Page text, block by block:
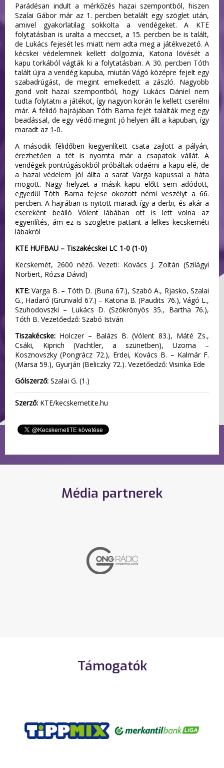
Parádésan indult a mérkőzés hazai szempontból, hiszen
Szalai Gábor már az 1. percben betalált egy szöglet után,
amivel gyakorlatilag sokkolta a vendégeket. A KTE
folytatásban is uralta a meccset, a 15. percben be is talált,
de Lukács fejesét les miatt nem adta meg a játékvezető. A
kécskei védelemnek kellett dolgoznia, Katona lövését a
kapu torkából vágták ki a folytatásban. A 30. percben Tóth
talált újra a vendég kapuba, miután Vágó középre fejelt egy
szabadrúgást, de megint emelkedett a zászló. Nagyobb
gond volt hazai szempontból, hogy Lukács Dániel nem
tudta folytatni a játékot, így nagyon korán le kellett cserélni
már. A félidő hajrájában Tóth Barna fejét találták meg egy
beadással, de egy védő megint jó helyen állt a kapuban, így
maradt az 1-0.
A második félidőben kiegyenlített csata zajlott a pályán,
érezhetően a tét is nyomta már a csapatok vállát. A
vendégek pontrúgásokból próbáltak odaérni a kapu elé, de
a hazai védelem jól állta a sarat Varga kapussal a háta
mögött. Nagy helyzet a másik kapu előtt sem adódott,
egyedül Tóth Barna fejese okozott némi veszélyt a 66.
percben. A hajrában is nyitott maradt így a derbi, és akár a
csereként beálló Vólent lábában ott is lett volna az
egyenlítés, ám ez is szögletre pattant a lelkes kecskeméti
lábakról
KTE HUFBAU – Tiszakécskei LC 1-0 (1-0)
Kecskemét, 2600 néző. Vezeti: Kovács J. Zoltán (Szilágyi
Norbert, Rózsa Dávid)
KTE: Varga B. – Tóth D. (Buna 67.), Szabó A., Rjasko, Szalai
G., Hadaró (Grünvald 67.) – Katona B. (Paudits 76.), Vágó L.,
Szuhodovszki – Lukács D. (Szökrönyös 35., Bartha 76.),
Tóth B. Vezetőedző: Szabó István
Tiszakécske: Holczer – Balázs B. (Vólent 83.), Máté Zs.,
Csáki, Kiprich (Vachtler, a szünetben), Uzoma –
Kosznovszky (Pongrácz 72.), Erdei, Kovács B. – Kalmár F.
(Marsa 59.), Gyurján (Beliczky 72.). Vezetőedző: Visinka Ede
Gólszerző: Szalai G. (1.)
Szerző: KTE/kecskemetite.hu
Média partnerek
Támogatók